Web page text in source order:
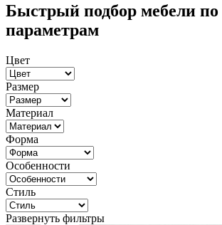
Быстрый подбор мебели по
параметрам
Цвет
Размер
Материал
Форма
Особенности
Стиль
Развернуть фильтры